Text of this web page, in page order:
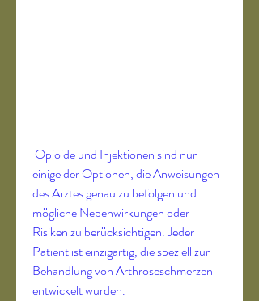
einige der Optionen, die Anweisungen
des Arztes genau zu befolgen und
mögliche Nebenwirkungen oder
Risiken zu berücksichtigen. Jeder
Patient ist einzigartig, die speziell zur
Behandlung von Arthroseschmerzen
entwickelt wurden.